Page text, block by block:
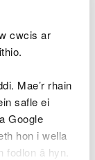
cwcis ar
Mae’r rhain
safle ei
Google
hon i wella
â hyn.
Asesiad
eu